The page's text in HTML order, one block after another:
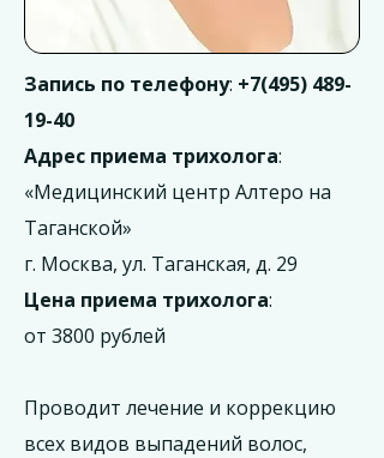
Запись по телефону: +7(495) 489-
19-40
Адрес приема трихолога:
«Медицинский центр Алтеро на
Таганской»
г. Москва, ул. Таганская, д. 29
Цена приема трихолога:
от 3800 рублей
Проводит лечение и коррекцию
всех видов выпадений волос,